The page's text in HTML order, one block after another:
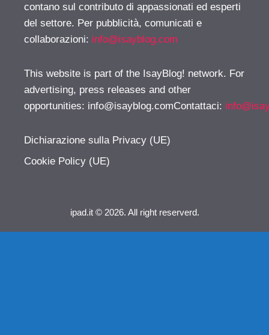
contano sul contributo di appassionati ed esperti
del settore. Per pubblicità, comunicati e
collaborazioni: info@isayblog.com
This website is part of the IsayBlog! network. For
advertising, press releases and other
opportunities: info@isayblog.comContattaci:
Dichiarazione sulla Privacy (UE)
Cookie Policy (UE)
ipad.it © 2026. All right reserverd.